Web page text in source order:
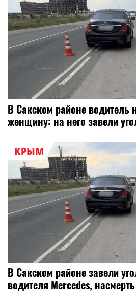
В Сакском районе водитель
женщину: на него завели
КРЫМ
В Сакском районе завели
водителя Mercedes,